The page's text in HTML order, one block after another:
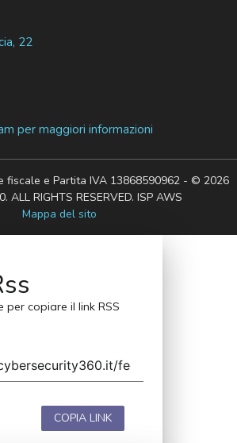
22
per maggiori informazioni
fiscale e Partita IVA 13868590962 - © 2026
ALL RIGHTS RESERVED. ISP AWS
Mappa del sito
per copiare il link RSS
COPIA LINK